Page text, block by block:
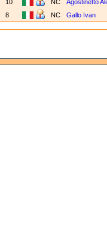
10 NC
Agostinetto
8 NC Gallo Ivan